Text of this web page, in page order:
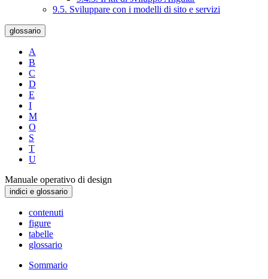
9.5. Sviluppare con i modelli di sito e servizi
glossario
A
B
C
D
E
I
M
O
S
T
U
Manuale operativo di design
indici e glossario
contenuti
figure
tabelle
glossario
Sommario